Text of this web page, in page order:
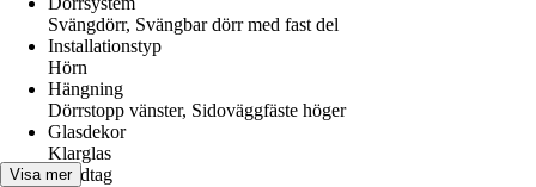
Svängdörr, Svängbar dörr med fast del
Installationstyp
Hörn
Hängning
Dörrstopp vänster, Sidoväggfäste höger
Glasdekor
Klarglas
Handtag
Visa mer